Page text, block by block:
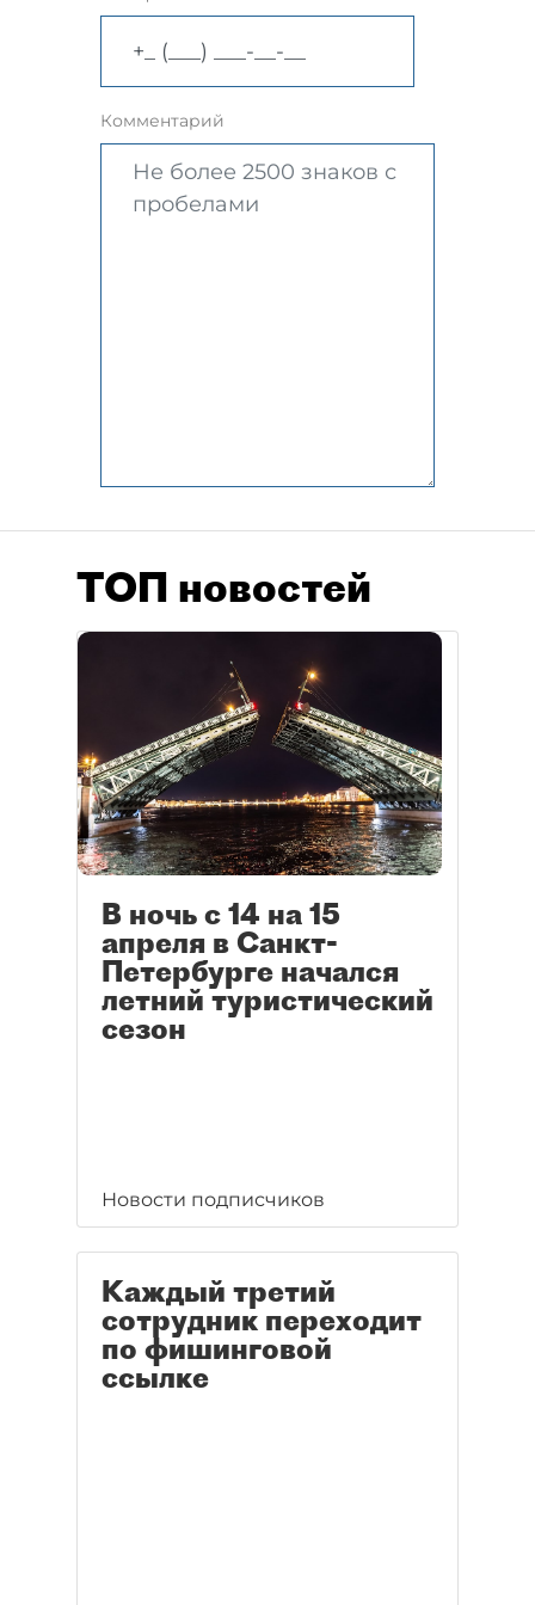
Комментарий
ТОП новостей
В ночь с 14 на 15
апреля в Санкт-
Петербурге начался
летний туристический
сезон
Новости подписчиков
Каждый третий
сотрудник переходит
по фишинговой
ссылке